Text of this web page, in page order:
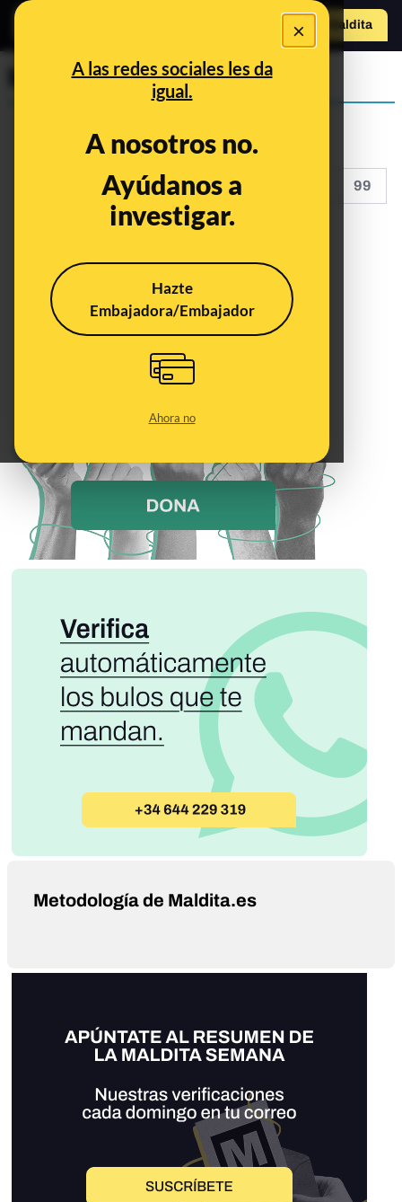
×
A las redes sociales les da
igual.
A nosotros no.
Ayúdanos a
investigar.
Hazte
Embajadora/Embajador
Ahora no
Hazte Maldita
Maldita Tecnología
94 95 96 99
Metodología de Maldita.es